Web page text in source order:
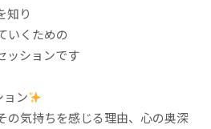
知り
いくための
ッションです
ョン
の気持ちを感じる理由、心の奥深